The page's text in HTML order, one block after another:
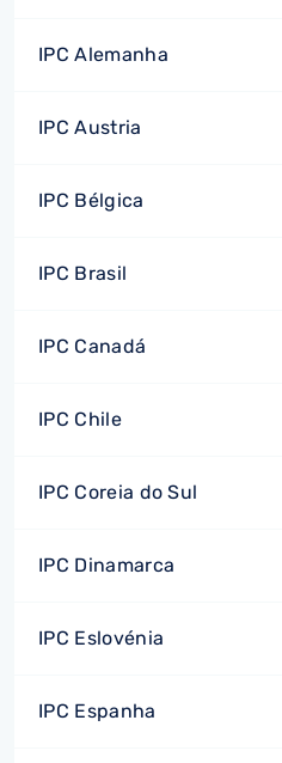
IPC Alemanha
IPC Austria
IPC Bélgica
IPC Brasil
IPC Canadá
IPC Chile
IPC Coreia do Sul
IPC Dinamarca
IPC Eslovénia
IPC Espanha